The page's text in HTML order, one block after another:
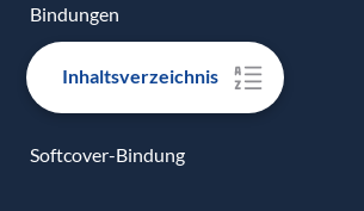
Inhaltsverzeichnis
Bindungen
Hardcover-Bindung
Softcover-Bindung